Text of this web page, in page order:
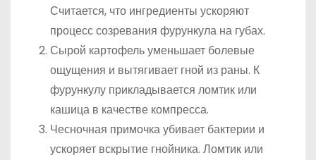
Считается, что ингредиенты ускоряют
процесс созревания фурункула на губах.
Сырой картофель уменьшает болевые
ощущения и вытягивает гной из раны. К
фурункулу прикладывается ломтик или
кашица в качестве компресса.
Чесночная примочка убивает бактерии и
ускоряет вскрытие гнойника. Ломтик или